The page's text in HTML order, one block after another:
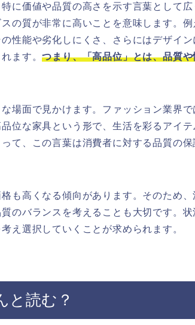
に価値や品質の高さを示す言葉として広
の質が非常に高いことを意味します。例
性能や劣化しにくさ、さらにはデザイン
ます。つまり、「高品位」とは、品質
場面で見かけます。ファッション業界で
位な家具という形で、生活を彩るアイテ
て、この言葉は消費者に対する品質の保
も高くなる傾向があります。そのため、
のバランスを考えることも大切です。状
え選択していくことが求められます。
と読む？